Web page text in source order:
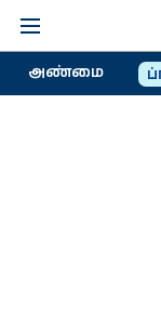
அண்மை